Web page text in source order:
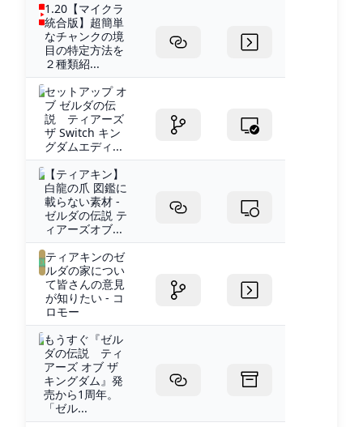
1.20【マイクラ
統合版】超簡単
なチャンクの境
目の特定方法を
２種類紹...
セットアップ オ
ブ ゼルダの伝
説 ティアーズ
ザ Switch キン
グダムエディ...
【ティアキン】
白龍の爪 図鑑に
載らない素材 -
ゼルダの伝説 テ
ィアーズオブ...
ティアキンのゼ
ルダの家につい
て皆さんの意見
が知りたい - コ
ロモー
もうすぐ『ゼル
ダの伝説 ティ
アーズ オブ ザ
キングダム』発
売から1周年。
「ゼル...